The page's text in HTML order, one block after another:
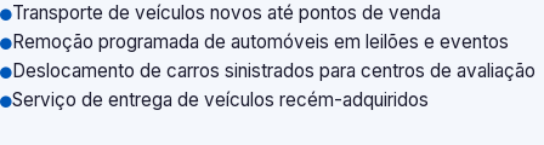
Transporte de veículos novos até pontos de venda
Remoção programada de automóveis em leilões e eventos
Deslocamento de carros sinistrados para centros de avaliação
Serviço de entrega de veículos recém-adquiridos